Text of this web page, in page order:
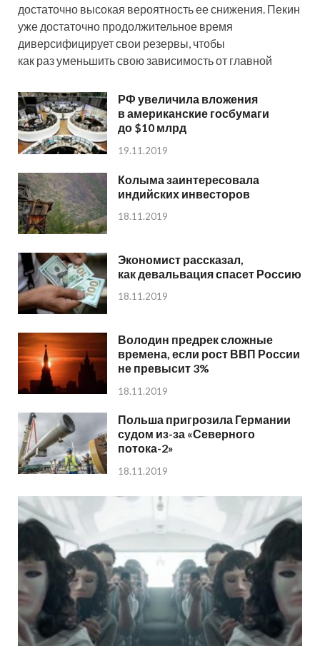
достаточно высокая вероятность ее снижения. Пекин
уже достаточно продолжительное время
диверсифицирует свои резервы, чтобы
как раз уменьшить свою зависимость от главной
РФ увеличила вложения
в американские госбумаги
до $10 млрд
19.11.2019
Колыма заинтересовала
индийских инвесторов
18.11.2019
Экономист рассказал,
как девальвация спасет Россию
18.11.2019
Володин предрек сложные
времена, если рост ВВП России
не превысит 3%
18.11.2019
Польша пригрозила Германии
судом из-за «Северного
потока-2»
18.11.2019